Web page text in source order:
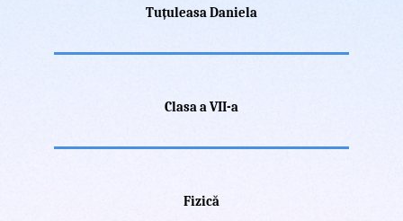
Tuțuleasa Daniela
Clasa a VII-a
Fizică